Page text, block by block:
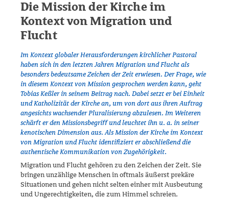
Die Mission der Kirche im
Kontext von Migration und
Flucht
Im Kontext globaler Herausforderungen kirchlicher Pastoral
haben sich in den letzten Jahren Migration und Flucht als
besonders bedeutsame Zeichen der Zeit erwiesen. Der Frage, wie
in diesem Kontext von Mission gesprochen werden kann, geht
Tobias Keßler in seinem Beitrag nach. Dabei setzt er bei Einheit
und Katholizität der Kirche an, um von dort aus ihren Auftrag
ange­sichts wachsender Pluralisierung abzulesen. Im Weiteren
schärft er den Mis­sionsbegriff und leuchtet ihn u. a. in seiner
kenotischen Dimension aus. Als Mission der Kirche im Kontext
von Migration und Flucht identifiziert er ab­schließend die
authentische Kommunikation von Zugehörigkeit.
Migration und Flucht gehören zu den Zeichen der Zeit. Sie
bringen un­zählige Menschen in oftmals äußerst prekäre
Situationen und gehen nicht selten einher mit Ausbeutung
und Ungerechtigkeiten, die zum Himmel schreien.